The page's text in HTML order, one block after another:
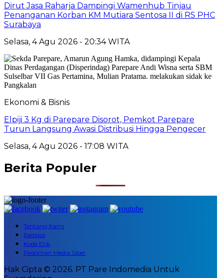
Dirut Jasa Raharja Dampingi Wamenhub Tinjau
Penanganan Korban KM Mutiara Sentosa II di RS PHC
Surabaya
Selasa, 4 Agu 2026 - 20:34 WITA
Ekonomi & Bisnis
Elpiji 3 Kg di Parepare Disorot, Pemkot Parepare
Turun Langsung Awasi Distribusi Hingga Pengecer
Selasa, 4 Agu 2026 - 17:08 WITA
Berita Populer
Tentang Kami
Redaksi
Kode Etik
Pedoman Media Siber
Hak Cipta © 2026. PT Pare Indomedia Untuk